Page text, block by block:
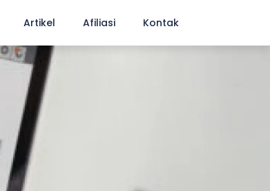
Artikel Afiliasi Kontak